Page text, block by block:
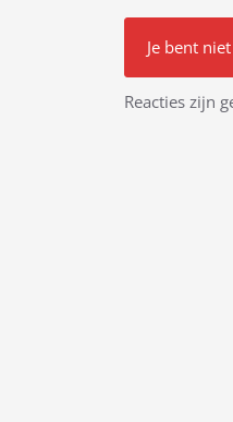
Je bent
Reacties zijn